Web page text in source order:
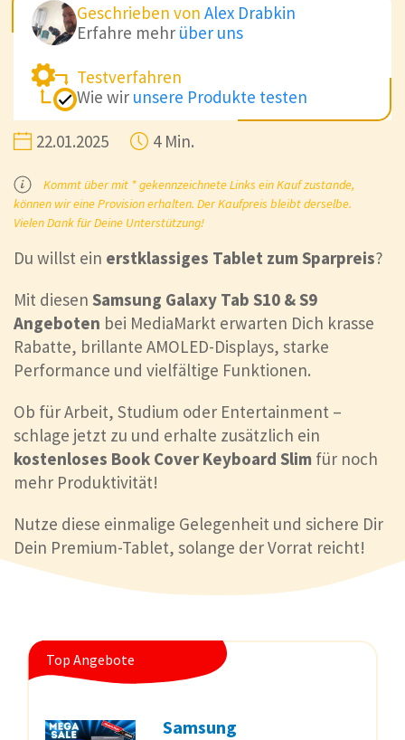
Geschrieben von Alex Drabkin
Erfahre mehr über uns
Testverfahren
Wie wir unsere Produkte testen
22.01.2025 4 Min.
Kommt über mit * gekennzeichnete Links ein Kauf zustande,
können wir eine Provision erhalten. Der Kaufpreis bleibt derselbe.
Vielen Dank für Deine Unterstützung!
Du willst ein erstklassiges Tablet zum Sparpreis?
Mit diesen Samsung Galaxy Tab S10 & S9
Angeboten bei MediaMarkt erwarten Dich krasse
Rabatte, brillante AMOLED-Displays, starke
Performance und vielfältige Funktionen.
Ob für Arbeit, Studium oder Entertainment –
schlage jetzt zu und erhalte zusätzlich ein
kostenloses Book Cover Keyboard Slim für noch
mehr Produktivität!
Nutze diese einmalige Gelegenheit und sichere Dir
Dein Premium-Tablet, solange der Vorrat reicht!
Top Angebote
Samsung